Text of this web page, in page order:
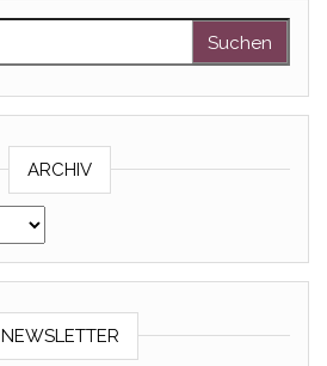
ARCHIV
NEWSLETTER